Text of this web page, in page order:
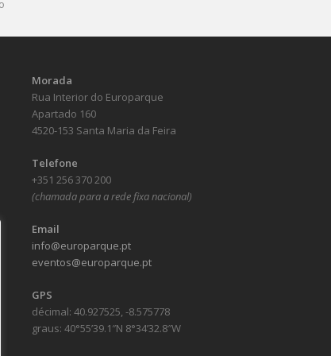
Morada
Rua Interior do Europarque
Apartado 160
4520-153 Santa Maria da Feira
Telefone
+351 256 370 200
(chamada para a rede fixa nacional)
Email
info@europarque.pt
eventos@europarque.pt
GPS
décimal: 40.927525, -8.575778
graus: 40°55’39.1″N 8°34’32.8″W